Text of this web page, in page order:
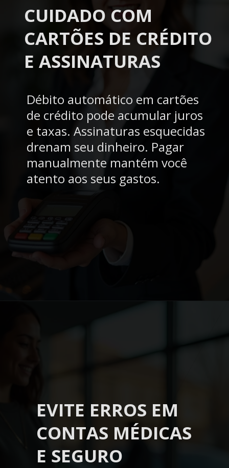
Débito automático em cartões
de crédito pode acumular juros
e taxas. Assinaturas esquecidas
drenam seu dinheiro. Pagar
manualmente mantém você
atento aos seus gastos.
CUIDADO COM
CARTÕES DE CRÉDITO
E ASSINATURAS
EVITE ERROS EM
CONTAS MÉDICAS
E SEGURO